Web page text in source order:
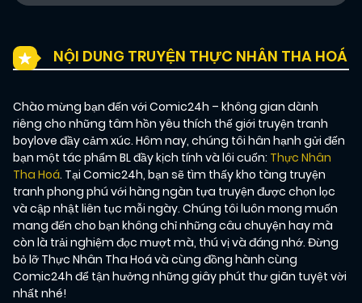
NỘI DUNG TRUYỆN THỰC NHÂN THA HOÁ
Chào mừng bạn đến với Comic24h – không gian dành
riêng cho những tâm hồn yêu thích thế giới truyện tranh
boylove đầy cảm xúc. Hôm nay, chúng tôi hân hạnh gửi đến
bạn một tác phẩm BL đầy kịch tính và lôi cuốn: Thực Nhân
Tha Hoá. Tại Comic24h, bạn sẽ tìm thấy kho tàng truyện
tranh phong phú với hàng ngàn tựa truyện được chọn lọc
và cập nhật liên tục mỗi ngày. Chúng tôi luôn mong muốn
mang đến cho bạn không chỉ những câu chuyện hay mà
còn là trải nghiệm đọc mượt mà, thú vị và đáng nhớ. Đừng
bỏ lỡ Thực Nhân Tha Hoá và cùng đồng hành cùng
Comic24h để tận hưởng những giây phút thư giãn tuyệt vời
nhất nhé!